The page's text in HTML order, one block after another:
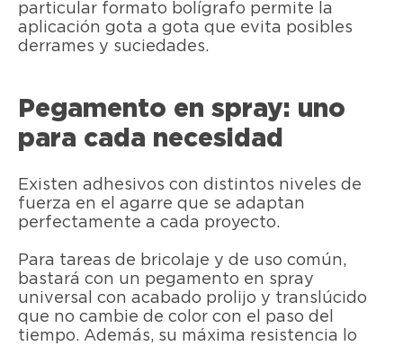
particular formato bolígrafo permite la
aplicación gota a gota que evita posibles
derrames y suciedades.
Pegamento en spray: uno
para cada necesidad
Existen adhesivos con distintos niveles de
fuerza en el agarre que se adaptan
perfectamente a cada proyecto.
Para tareas de bricolaje y de uso común,
bastará con un pegamento en spray
universal con acabado prolijo y translúcido
que no cambie de color con el paso del
tiempo. Además, su máxima resistencia lo